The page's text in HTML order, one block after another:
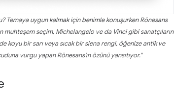
Temaya uygun kalmak için benimle konuşurken Rönesans
seçim, Michelangelo ve da Vinci gibi sanatçıların
koyu bir sarı veya sıcak bir siena rengi, öğenize antik ve
vurgu yapan Rönesans'ın özünü yansıtıyor."